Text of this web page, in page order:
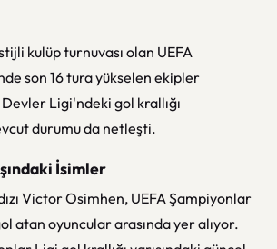
kulüp turnuvası olan UEFA
son 16 tura yükselen ekipler
Ligi'ndeki gol krallığı
durumu da netleşti.
İsimler
Victor Osimhen, UEFA Şampiyonlar
atan oyuncular arasında yer alıyor.